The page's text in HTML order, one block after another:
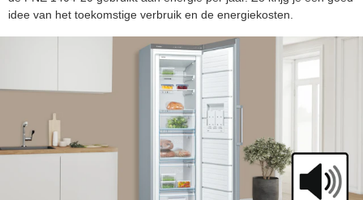
idee van het toekomstige verbruik en de energiekosten.